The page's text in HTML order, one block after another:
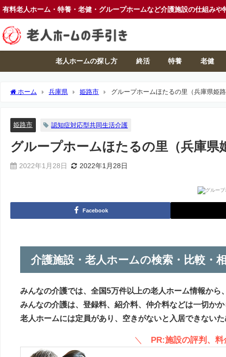
有料老人ホーム・特養・老健・グループホームなど介護施設の仕組みや
老人ホームの探し方 終活 特養 老健
ホーム 兵庫県 姫路市 グループホームほたるの里（兵庫県姫路
姫路市 認知症対応型共同生活介護
グループホームほたるの里（兵庫県
2022年1月28日 2022年1月28日
Facebook
介護施設・老人ホームの検索・比較・
みんなの介護では、全国5万件以上の老人ホーム情報から
みんなの介護は、登録料、紹介料、仲介料などは一切か
老人ホームには定員があり、空きがないと入居できない
＼ PR:施設の評判、料